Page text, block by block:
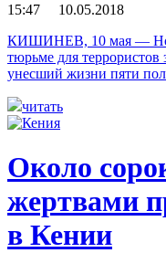
15:47 10.05.2018
КИШИНЕВ, 10 мая —
тюрьме для
унесший жизни пяти
читать
Около
жертвами
в Кении